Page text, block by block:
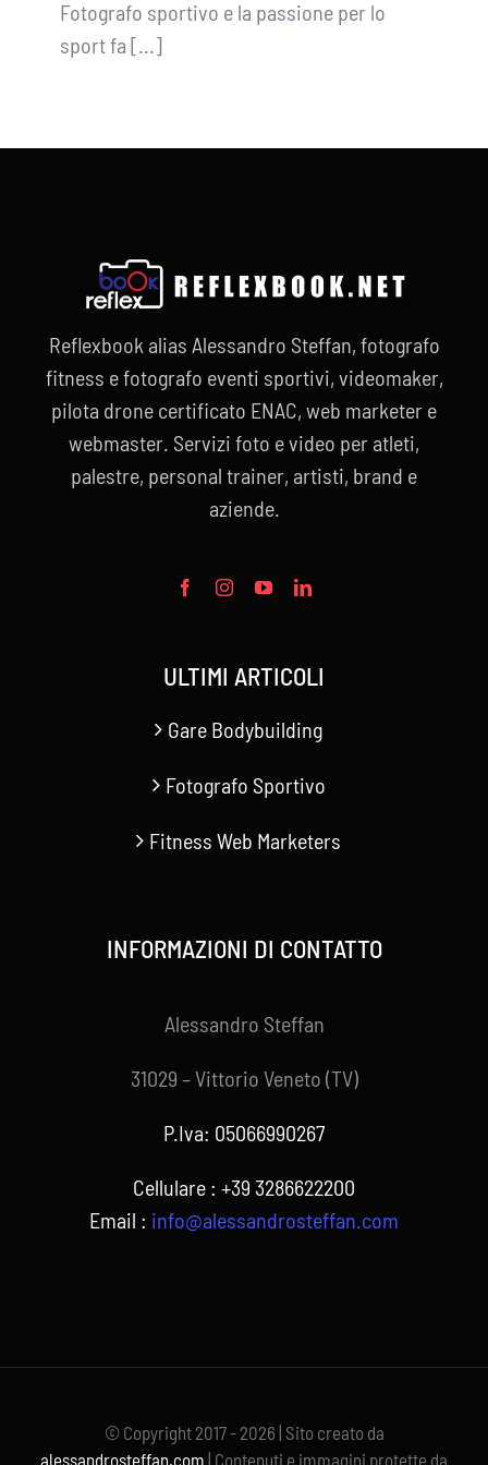
Fotografo sportivo e la passione per lo
sport fa [...]
Reflexbook alias Alessandro Steffan, fotografo
fitness e fotografo eventi sportivi, videomaker,
pilota drone certificato ENAC, web marketer e
webmaster. Servizi foto e video per atleti,
palestre, personal trainer, artisti, brand e
aziende.
ULTIMI ARTICOLI
Gare Bodybuilding
Fotografo Sportivo
Fitness Web Marketers
INFORMAZIONI DI CONTATTO
Alessandro Steffan
31029 – Vittorio Veneto (TV)
P.Iva: 05066990267
Cellulare : +39 3286622200
Email : info@alessandrosteffan.com
© Copyright 2017 - 2026 | Sito creato da
alessandrosteffan.com | Contenuti e immagini protette da